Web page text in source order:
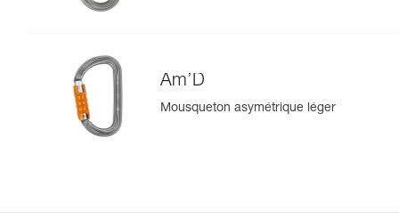
Am’D
Mousqueton asymétrique léger